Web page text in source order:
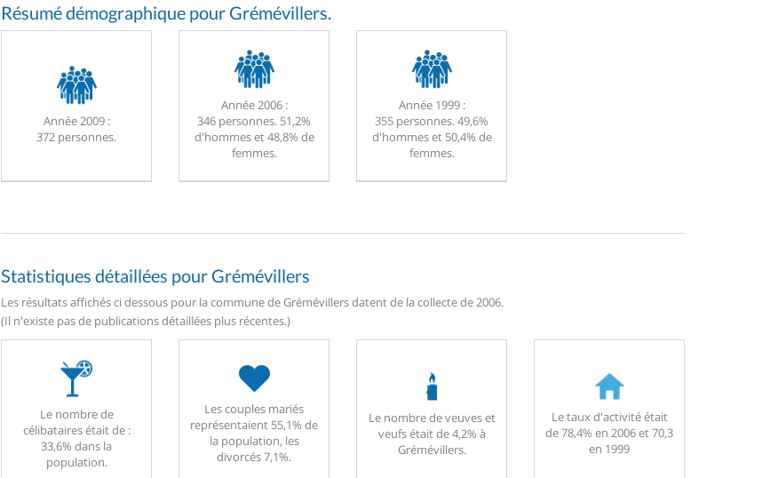
Résumé démographique pour Grémévillers.
Année 2009 :
372 personnes.
Année 2006 :
346 personnes. 51,2%
d'hommes et 48,8% de
femmes.
Année 1999 :
355 personnes. 49,6%
d'hommes et 50,4% de
femmes.
Statistiques détaillées pour Grémévillers
Les résultats affichés ci dessous pour la commune de Grémévillers datent de la collecte de 2006.
(Il n'existe pas de publications détaillées plus récentes.)
Le nombre de
célibataires était de :
33,6% dans la
population.
Les couples mariés
représentaient 55,1% de
la population, les
divorcés 7,1%.
Le nombre de veuves et
veufs était de 4,2% à
Grémévillers.
Le taux d'activité était
de 78,4% en 2006 et 70,3
en 1999